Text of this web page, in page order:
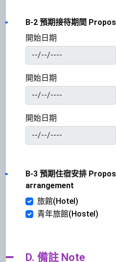
B-2 預期接待期間
開始日期
開始日期
開始日期
B-3 預期住宿安排
arrangement
旅館(Hotel)
青年旅館(Hostel)
D. 備註 Note